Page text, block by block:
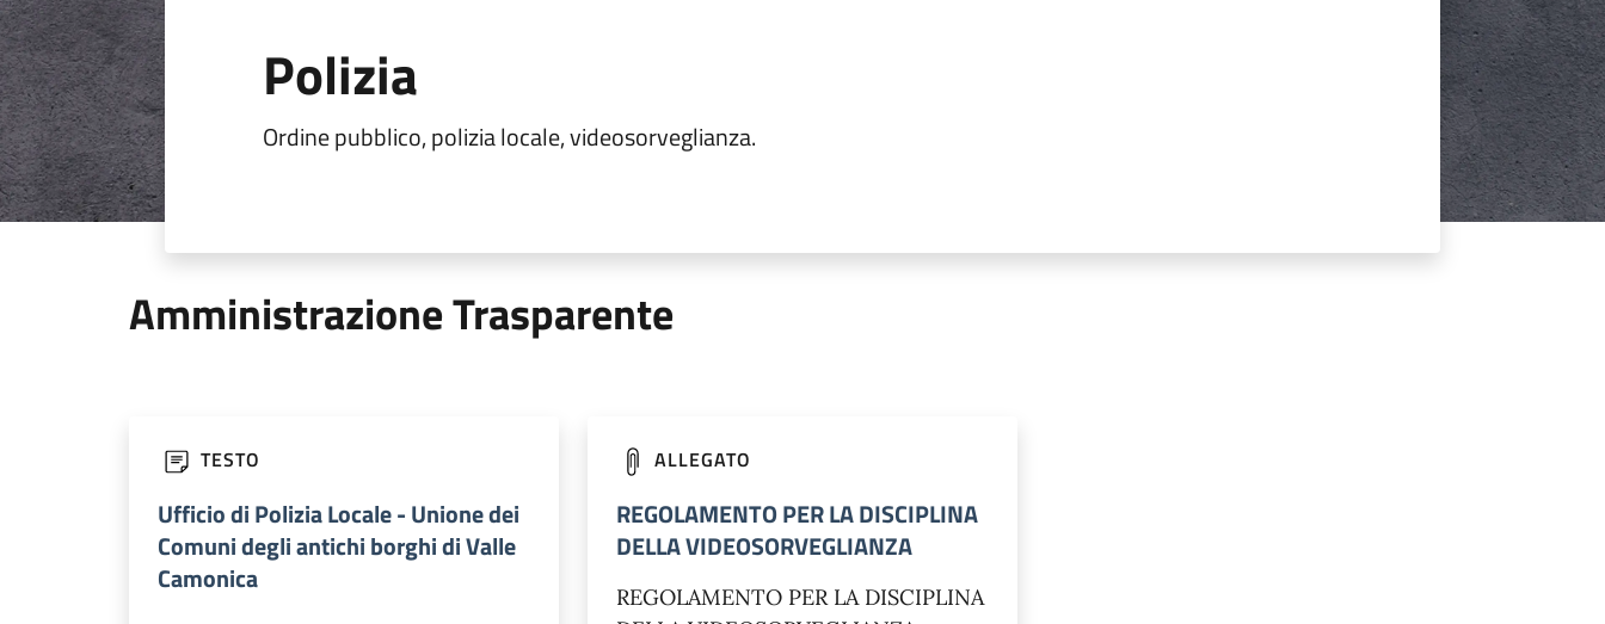
Polizia
Ordine pubblico, polizia locale, videosorveglianza.
Amministrazione Trasparente
TESTO
Ufficio di Polizia Locale - Unione dei
Comuni degli antichi borghi di Valle
Camonica
ALLEGATO
REGOLAMENTO PER LA DISCIPLINA
DELLA VIDEOSORVEGLIANZA
REGOLAMENTO PER LA DISCIPLINA